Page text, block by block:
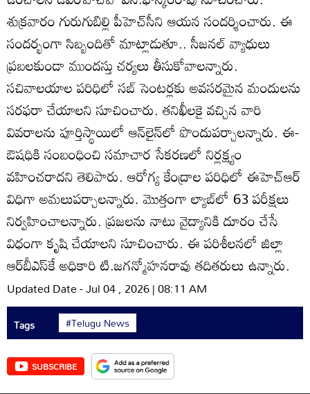
శుక్రవారం గురుగుబిల్లి పీహెచ్‌సీని ఆయన సందర్శించారు. ఈ
సందర్భంగా సిబ్బందితో మాట్లాడుతూ.. సీజనల్‌ వ్యాధులు
ప్రబలకుండా ముందస్తు చర్యలు తీసుకోవాలన్నారు.
సచివాలయాల పరిధిలో సబ్‌ సెంటర్లకు అవసరమైన మందులను
సరఫరా చేయాలని సూచించారు. తనిఖీలకై వచ్చిన వారి
వివరాలను పూర్తిస్థాయిలో ఆన్‌లైన్‌లో పొందుపర్చాలన్నారు. ఈ-
ఔషధికి సంబంధించి సమాచార సేకరణలో నిర్లక్ష్యం
వహించరాదని తెలిపారు. ఆరోగ్య కేంద్రాల పరిధిలో ఈహెచ్‌ఆర్‌
విధిగా అమలుపర్చాలన్నారు. మొత్తంగా ల్యాబ్‌లో 63 పరీక్షలు
నిర్వహించాలన్నారు. ప్రజలను నాటు వైద్యానికి దూరం చేసే
విధంగా కృషి చేయాలని సూచించారు. ఈ పరిశీలనలో జిల్లా
ఆర్‌బీఎస్‌కే అధికారి టి.జగన్మోహనరావు తదితరులు ఉన్నారు.
Updated Date - Jul 04 , 2026 | 08:11 AM
Tags #Telugu News
SUBSCRIBE